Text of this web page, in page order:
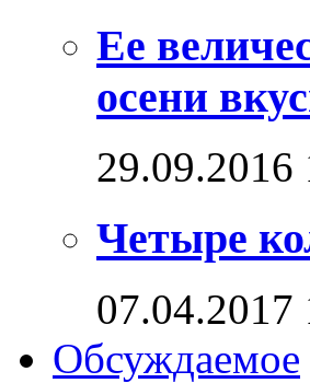
Ее
осени
29.09.2016
Четыре
07.04.2017
Обсуждаемое